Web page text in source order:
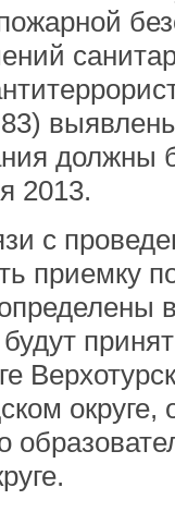
должны
2013.
с
приемку
округе,